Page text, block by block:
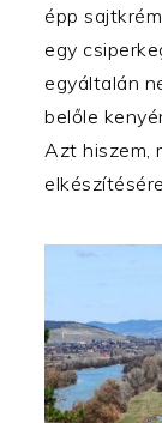
épp
egy
egyáltalán
belőle
Azt hiszem,